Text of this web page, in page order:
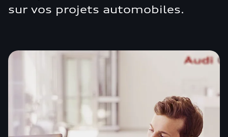
sur vos projets automobiles.